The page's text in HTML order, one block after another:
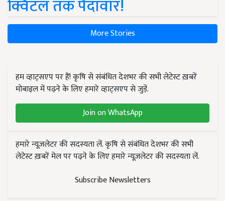
क्विंटल तक पैदावार!
More Stories
हम व्हाट्सएप पर हैं! कृषि से संबंधित देशभर की सभी लेटेस्ट ख़बरें
मोबाइल में पढ़ने के लिए हमारे व्हाट्सएप से जुड़ें.
Join on WhatsApp
हमारे न्यूज़लेटर की सदस्यता लें. कृषि से संबंधित देशभर की सभी
लेटेस्ट ख़बरें मेल पर पढ़ने के लिए हमारे न्यूज़लेटर की सदस्यता लें.
Subscribe Newsletters